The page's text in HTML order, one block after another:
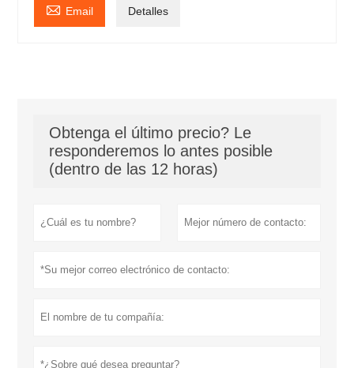
 Email Detalles
Obtenga el último precio? Le
responderemos lo antes posible
(dentro de las 12 horas)